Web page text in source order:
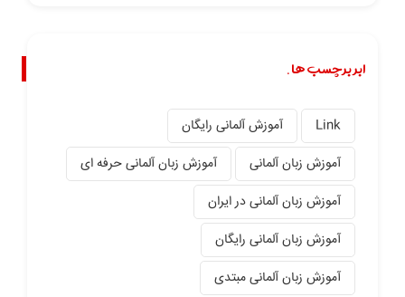
ابر برچسب ها.
Link
آموزش آلمانی رایگان
آموزش زبان آلمانی
آموزش زبان آلمانی حرفه ای
آموزش زبان آلمانی در ایران
آموزش زبان آلمانی رایگان
آموزش زبان آلمانی مبتدی